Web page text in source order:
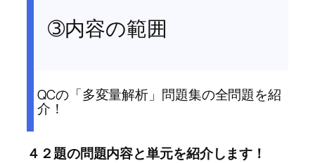
➂内容の範囲
QCの「多変量解析」問題集の全問題を紹
介！
４２題の問題内容と単元を紹介します！